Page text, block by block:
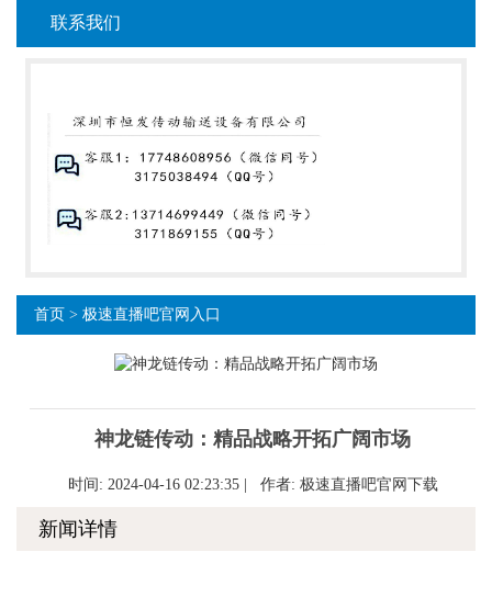
联系我们
首页 > 极速直播吧官网入口
神龙链传动：精品战略开拓广阔市场
时间: 2024-04-16 02:23:35 | 作者: 极速直播吧官网下载
新闻详情